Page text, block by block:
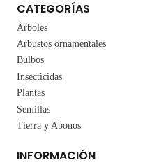
CATEGORÍAS
Árboles
Arbustos ornamentales
Bulbos
Insecticidas
Plantas
Semillas
Tierra y Abonos
INFORMACIÓN